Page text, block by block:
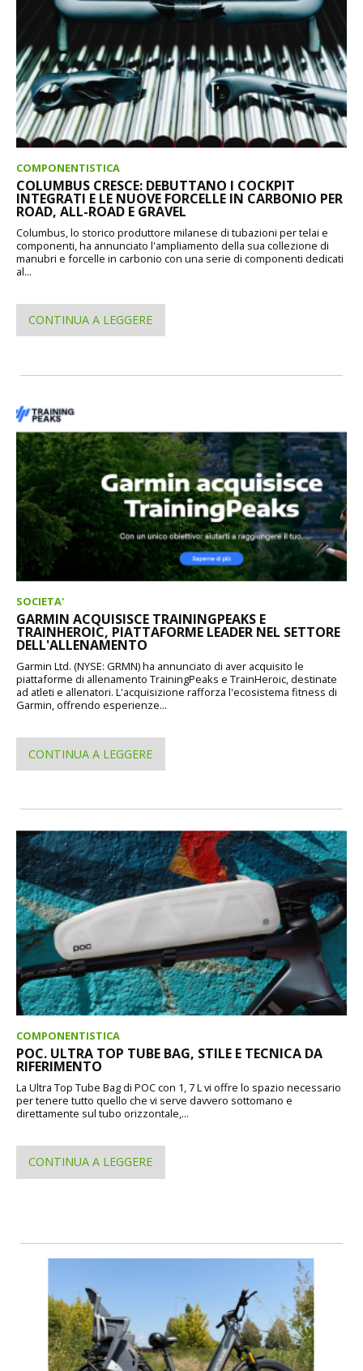
COMPONENTISTICA
COLUMBUS CRESCE: DEBUTTANO I COCKPIT
INTEGRATI E LE NUOVE FORCELLE IN CARBONIO PER
ROAD, ALL-ROAD E GRAVEL
Columbus, lo storico produttore milanese di tubazioni per telai e
componenti, ha annunciato l'ampliamento della sua collezione di
manubri e forcelle in carbonio con una serie di componenti dedicati
al...
CONTINUA A LEGGERE
SOCIETA'
GARMIN ACQUISISCE TRAININGPEAKS E
TRAINHEROIC, PIATTAFORME LEADER NEL SETTORE
DELL'ALLENAMENTO
Garmin Ltd. (NYSE: GRMN) ha annunciato di aver acquisito le
piattaforme di allenamento TrainingPeaks e TrainHeroic, destinate
ad atleti e allenatori. L'acquisizione rafforza l'ecosistema fitness di
Garmin, offrendo esperienze...
CONTINUA A LEGGERE
COMPONENTISTICA
POC. ULTRA TOP TUBE BAG, STILE E TECNICA DA
RIFERIMENTO
La Ultra Top Tube Bag di POC con 1, 7 L vi offre lo spazio necessario
per tenere tutto quello che vi serve davvero sottomano e
direttamente sul tubo orizzontale,...
CONTINUA A LEGGERE